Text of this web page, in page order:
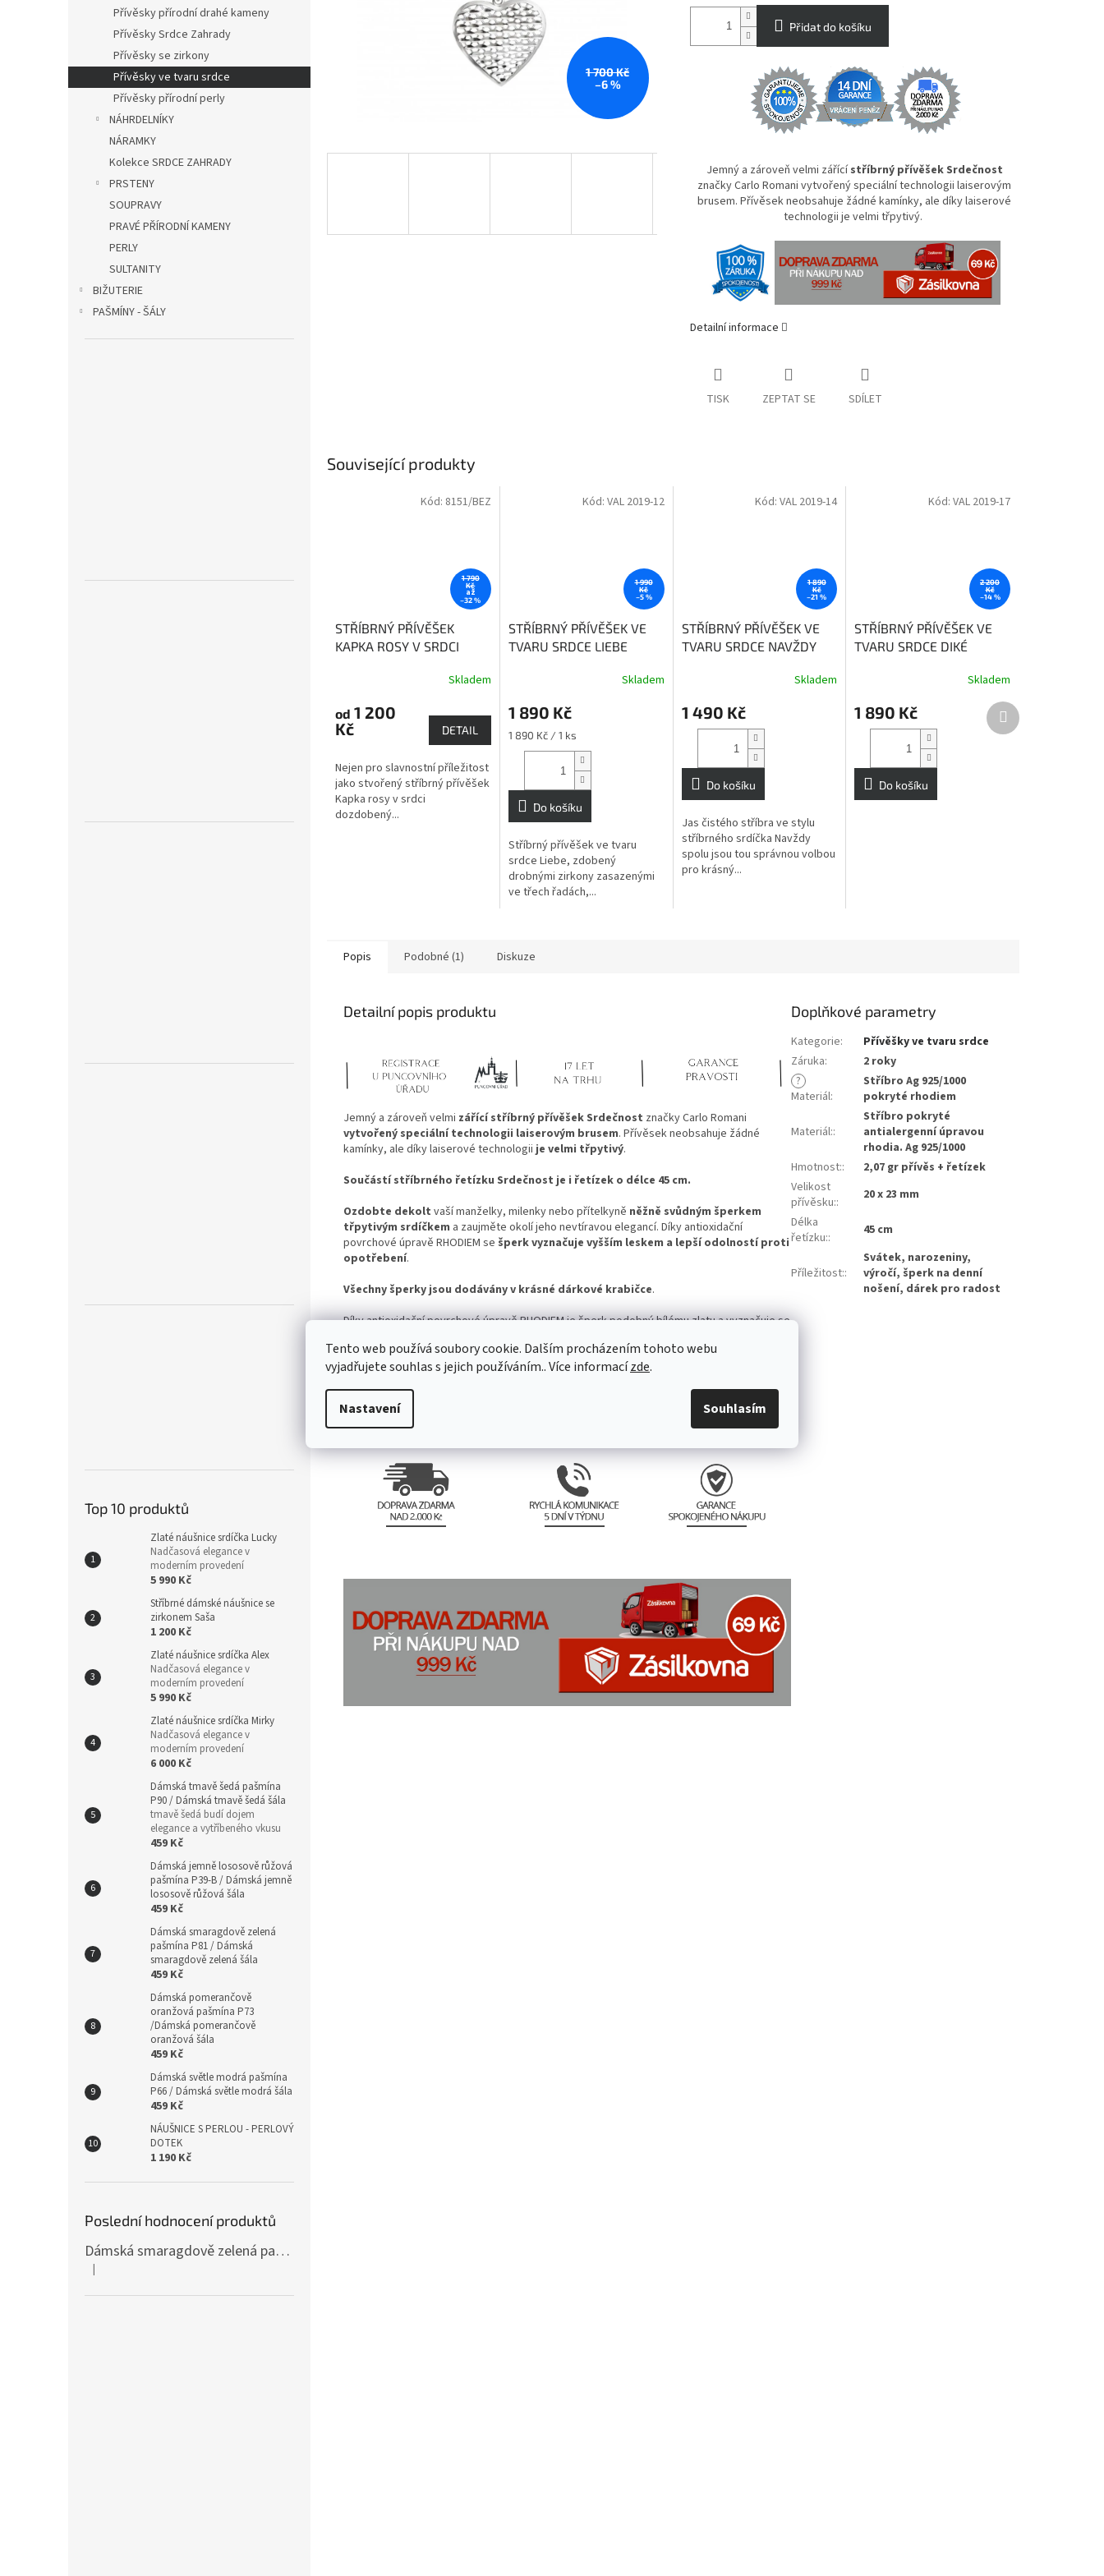
Tento web používá soubory cookie. Dalším procházením tohoto webu
vyjadřujete souhlas s jejich používáním.. Více informacízde.
Nastavení Souhlasím
Přívěsky přírodní drahé kameny
Přívěsky Srdce Zahrady
Přívěsky se zirkony
Přívěsky ve tvaru srdce
Přívěsky přírodní perly
NÁHRDELNÍKY
NÁRAMKY
Kolekce SRDCE ZAHRADY
PRSTENY
SOUPRAVY
PRAVÉ PŘÍRODNÍ KAMENY
PERLY
SULTANITY
BIŽUTERIE
PAŠMÍNY - ŠÁLY
Top 10 produktů
Zlaté náušnice srdíčka Lucky
Nadčasová elegance v
moderním provedení
5 990 Kč
Stříbrné dámské náušnice se
zirkonem Saša
1 200 Kč
Zlaté náušnice srdíčka Alex
Nadčasová elegance v
moderním provedení
5 990 Kč
Zlaté náušnice srdíčka Mirky
Nadčasová elegance v
moderním provedení
6 000 Kč
Dámská tmavě šedá pašmína
P90 / Dámská tmavě šedá šála
tmavě šedá budí dojem
elegance a vytříbeného vkusu
459 Kč
Dámská jemně lososově růžová
pašmína P39-B / Dámská jemně
lososově růžová šála
459 Kč
Dámská smaragdově zelená
pašmína P81 / Dámská
smaragdově zelená šála
459 Kč
Dámská pomerančově
oranžová pašmína P73
/Dámská pomerančově
oranžová šála
459 Kč
Dámská světle modrá pašmína
P66 / Dámská světle modrá šála
459 Kč
NÁUŠNICE S PERLOU - PERLOVÝ
DOTEK
1 190 Kč
Poslední hodnocení produktů
Dámská smaragdově zelená pašmína P81 / Dámská smaragdově zelená šála
Hodnocení produktu je 4 z 5 hvězdiček.
|
1 700 Kč
–6 %
Přidat do košíku
Jemný a zároveň velmi zářícístříbrný přívěšek Srdečnost
značky Carlo Romani vytvořený speciální technologii laiserovým
brusem. Přívěsek neobsahuje žádné kamínky, ale díky laiserové
technologii je velmi třpytivý.
Detailní informace
TISK ZEPTAT SE SDÍLET
Související produkty
1 790
Kč
až
–32 %
STŘÍBRNÝ PŘÍVĚŠEK
KAPKA ROSY V SRDCI
Skladem
od 1 200
Kč
DETAIL
Nejen pro slavnostní příležitost
jako stvořený stříbrný přívěšek
Kapka rosy v srdci
dozdobený...
Kód: 8151/BEZ
1 990
Kč
–5 %
STŘÍBRNÝ PŘÍVĚŠEK VE
TVARU SRDCE LIEBE
produktu
je
3,7
hvězdiček.
Skladem
1 890 Kč
Měrná
cena:
1 890 Kč / 1 ks
Do košíku
Stříbrný přívěšek ve tvaru
srdce Liebe, zdobený
drobnými zirkony zasazenými
ve třech řadách,...
Kód: VAL 2019-12
1 890
Kč
–21 %
STŘÍBRNÝ PŘÍVĚŠEK VE
TVARU SRDCE NAVŽDY
Skladem
1 490 Kč
Do košíku
Jas čistého stříbra ve stylu
stříbrného srdíčka Navždy
spolu jsou tou správnou volbou
pro krásný...
Kód:VAL 2019-14
2 200
Kč
–14 %
STŘÍBRNÝ PŘÍVĚŠEK VE
TVARU SRDCE DIKÉ
Skladem
1 890 Kč
Do košíku
Kód: VAL 2019-17
Další
produkt
Popis Podobné (1) Diskuze
Detailní popis produktu
Jemný a zároveň velmi zářící stříbrný přívěšek Srdečnost značky Carlo Romani
vytvořený speciální technologii laiserovým brusem. Přívěsek neobsahuje žádné
kamínky, ale díky laiserové technologii je velmi třpytivý.
Součástí stříbrného řetízku Srdečnost je i řetízek o délce 45 cm.
Ozdobte dekolt vaší manželky, milenky nebo přítelkyně něžně svůdným šperkem
třpytivým srdíčkem a zaujměte okolí jeho nevtíravou elegancí. Díky antioxidační
povrchové úpravě RHODIEM se šperk vyznačuje vyšším leskem a lepší odolností proti
opotřebení.
Všechny šperky jsou dodávány v krásné dárkové krabičce.
Díky antioxidační povrchové úpravě RHODIEM je šperk podobný bílému zlatu a vyznačuje se
Všechny šperky jsou kontrolovány státním puncovním úřadem ČR a kontrovány, že se
Doplňkové parametry
Kategorie:
Přívěšky ve tvaru srdce
Záruka:
2 roky
?
Materiál:
Stříbro Ag 925/1000
pokryté rhodiem
Materiál::
Stříbro pokryté
antialergenní úpravou
rhodia. Ag 925/1000
Hmotnost::
2,07 gr přívěs + řetízek
Velikost
přívěsku::
20 x 23 mm
Délka
řetízku:: 45 cm
Příležitost::
Svátek, narozeniny,
výročí, šperk na denní
nošení, dárek pro radost